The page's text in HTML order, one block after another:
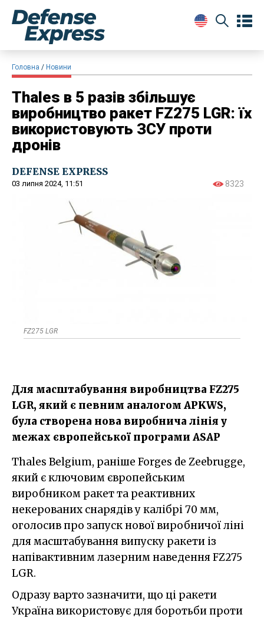
Головна Новини
Thales в 5 разів збільшує
виробництво ракет FZ275 LGR: їх
використовують ЗСУ проти
дронів
DEFENSE EXPRESS
03 липня 2024, 11:51 8323
FZ275 LGR
Для масштабування виробництва FZ275
LGR, який є певним аналогом APKWS,
була створена нова виробнича лінія у
межах європейської програми ASAP
Thales Belgium, раніше Forges de Zeebrugge,
який є ключовим європейським
виробником ракет та реактивних
некерованих снарядів у калібрі 70 мм,
оголосив про запуск нової виробничої ліні
для масштабування випуску ракети із
напівактивним лазерним наведення FZ275
LGR.
Одразу варто зазначити, що ці ракети
Україна використовує для боротьби проти